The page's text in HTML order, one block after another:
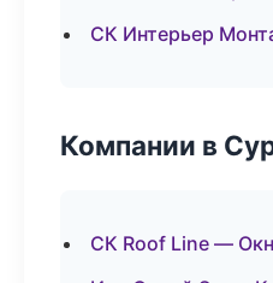
СК Интерьер
Компании в
СК Roof Line —